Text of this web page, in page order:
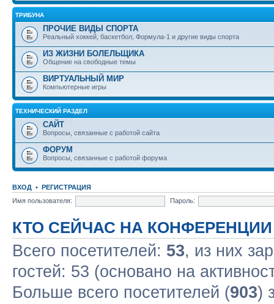
ТРИБУНА
ПРОЧИЕ ВИДЫ СПОРТА
Реальный хоккей, баскетбол, Формула-1 и другие виды спорта
ИЗ ЖИЗНИ БОЛЕЛЬЩИКА
Общение на свободные темы
ВИРТУАЛЬНЫЙ МИР
Компьютерные игры
ТЕХНИЧЕСКИЙ РАЗДЕЛ
САЙТ
Вопросы, связанные с работой сайта
ФОРУМ
Вопросы, связанные с работой форума
ВХОД • РЕГИСТРАЦИЯ
Имя пользователя:
Пароль:
КТО СЕЙЧАС НА КОНФЕРЕНЦИИ
Всего посетителей: 53, из них
гостей: 53 (основано на
Больше всего посетителей (903)